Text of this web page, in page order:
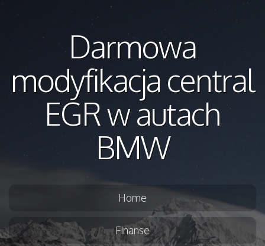
Darmowa
modyfikacja central
EGR w autach
BMW
Home
Finanse